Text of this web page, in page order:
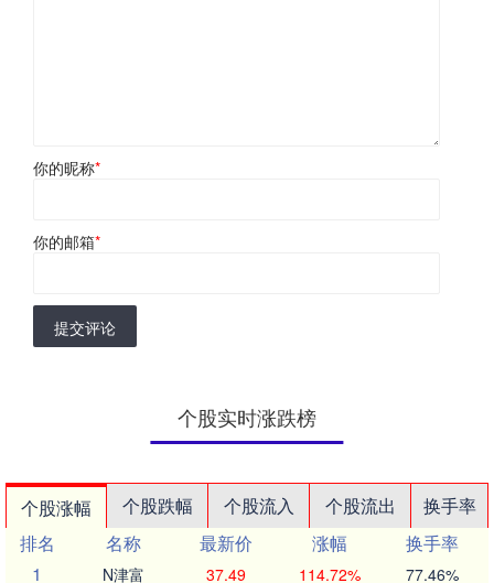
你的昵称*
你的邮箱*
提交评论
个股实时涨跌榜
个股涨幅 个股跌幅 个股流入 个股流出
换手率
排名
名称 最新价 涨幅
换手率
1
N津富 37.49 114.72% 77.46%